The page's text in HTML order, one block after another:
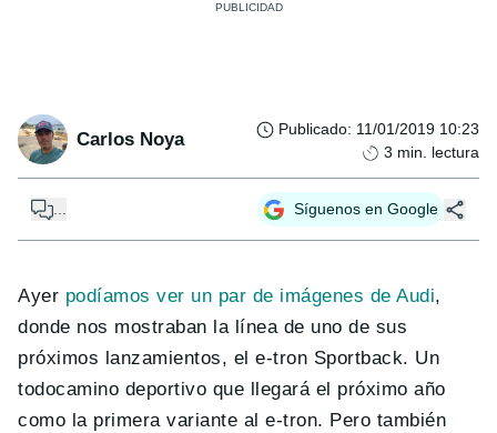
Carlos Noya Publicado: 11/01/2019 10:23
3 min. lectura
... Síguenos en Google
Ayer podíamos ver un par de imágenes de Audi,
donde nos mostraban la línea de uno de sus
próximos lanzamientos, el e-tron Sportback. Un
todocamino deportivo que llegará el próximo año
como la primera variante al e-tron. Pero también